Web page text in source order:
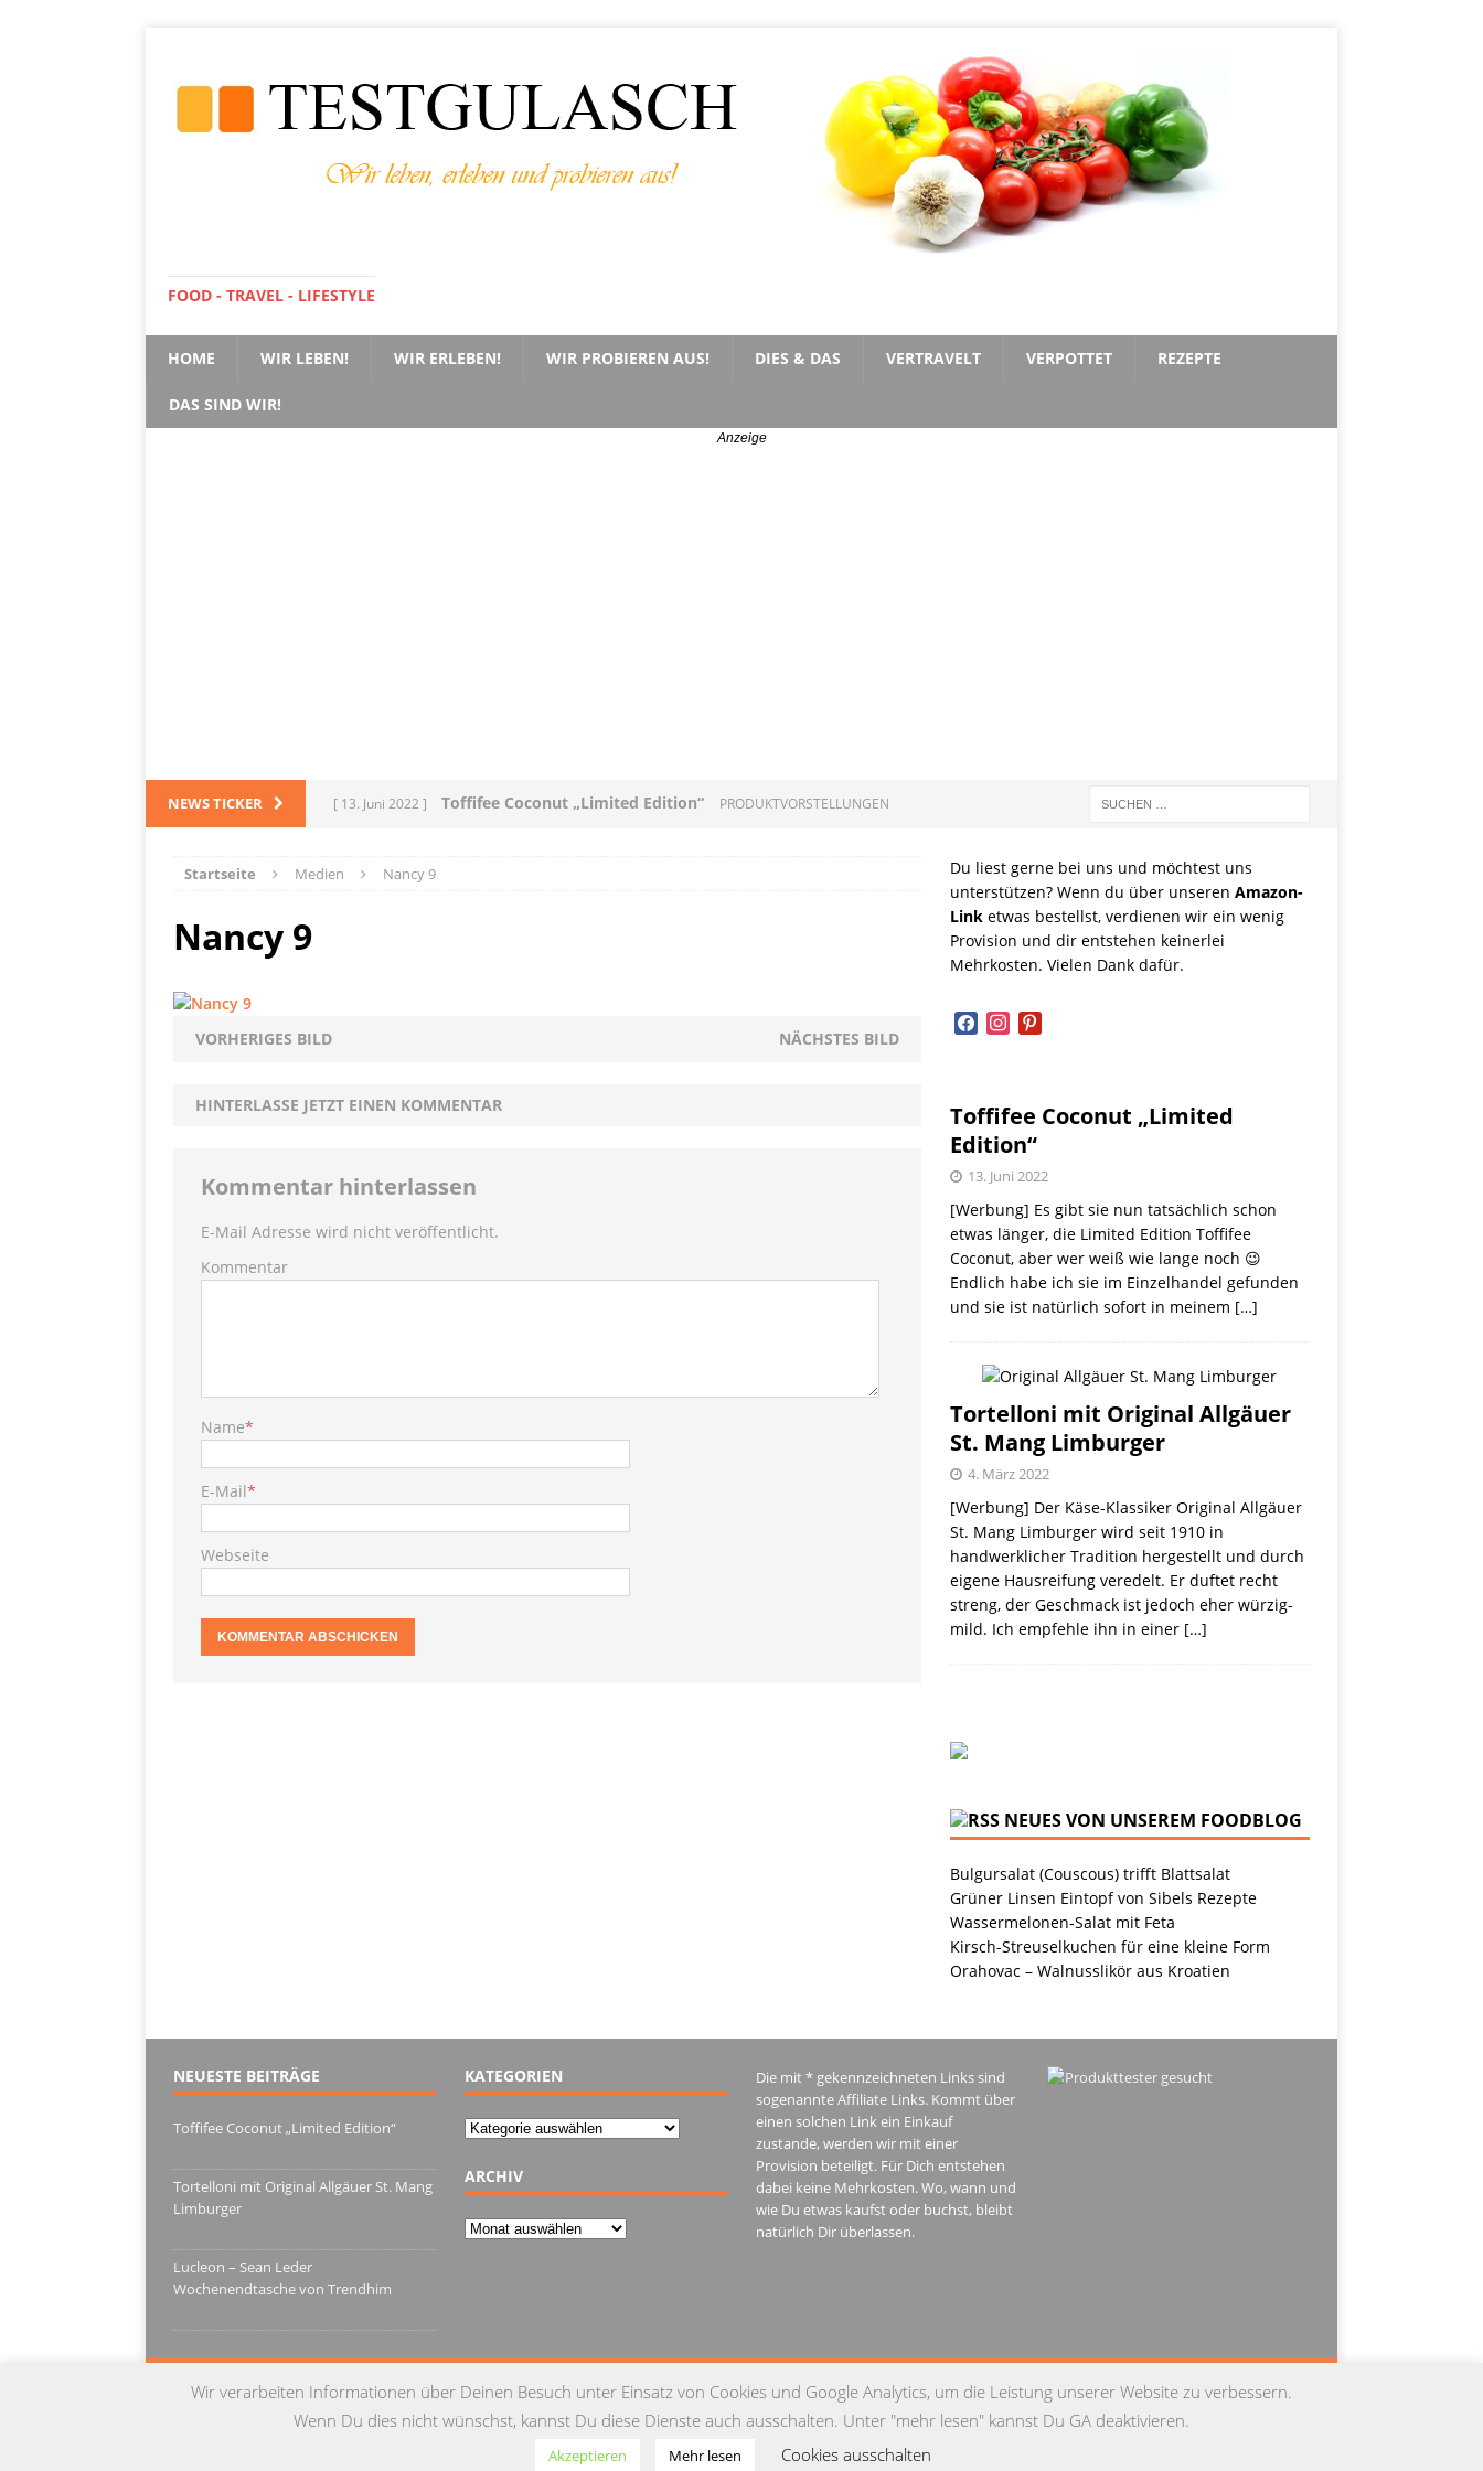
FOOD - TRAVEL - LIFESTYLE
HOME WIR LEBEN! WIR ERLEBEN! WIR PROBIEREN AUS! DIES & DAS VERTRAVELT VERPOTTET REZEPTE
DAS SIND WIR!
NEWS TICKER [ 13. Juni 2022 ] Toffifee Coconut „Limited Edition“ PRODUKTVORSTELLUNGEN
Mediterrane Delikatessen – Spezialitäten aus dem
[ 28. September 2021 ]
Pfirsich-Maracuja Punsch aus dem Hause
Startseite Medien Nancy 9
Nancy 9
VORHERIGES BILD NÄCHSTES BILD
HINTERLASSE JETZT EINEN KOMMENTAR
Kommentar hinterlassen
E-Mail Adresse wird nicht veröffentlicht.
Kommentar
Name*
E-Mail*
Webseite
Du liest gerne bei uns und möchtest uns
unterstützen? Wenn du über unseren Amazon-
Linketwas bestellst, verdienen wir ein wenig
Provision und dir entstehen keinerlei
Mehrkosten. Vielen Dank dafür.
facebookinstagram
pinterest
Toffifee Coconut „Limited
Edition“
13. Juni 2022
[Werbung] Es gibt sie nun tatsächlich schon
etwas länger, die Limited Edition Toffifee
Coconut, aber wer weiß wie lange noch 😉
Endlich habe ich sie im Einzelhandel gefunden
und sie ist natürlich sofort in meinem […]
Tortelloni mit Original Allgäuer
St. Mang Limburger
4. März 2022
[Werbung] Der Käse-Klassiker Original Allgäuer
St. Mang Limburger wird seit 1910 in
handwerklicher Tradition hergestellt und durch
eigene Hausreifung veredelt. Er duftet recht
streng, der Geschmack ist jedoch eher würzig-
mild. Ich empfehle ihn in einer […]
NEUES VON UNSEREM FOODBLOG
Bulgursalat (Couscous) trifft Blattsalat
Grüner Linsen Eintopf von Sibels Rezepte
Wassermelonen-Salat mit Feta
Kirsch-Streuselkuchen für eine kleine Form
Orahovac – Walnusslikör aus Kroatien
NEUESTE BEITRÄGE
Toffifee Coconut „Limited Edition“
Tortelloni mit Original Allgäuer St. Mang
Limburger
Lucleon – Sean Leder
Wochenendtasche von Trendhim
KATEGORIEN
Kategorien
ARCHIV
Archiv
Die mit * gekennzeichneten Links sind
sogenannte Affiliate Links. Kommt über
einen solchen Link ein Einkauf
zustande, werden wir mit einer
Provision beteiligt. Für Dich entstehen
dabei keine Mehrkosten. Wo, wann und
wie Du etwas kaufst oder buchst, bleibt
natürlich Dir überlassen.
IMPRESSUM DATENSCHUTZ
Wir verarbeiten Informationen über Deinen Besuch unter Einsatz von Cookies und Google Analytics, um die Leistung unserer Website zu verbessern.
Wenn Du dies nicht wünschst, kannst Du diese Dienste auch ausschalten. Unter "mehr lesen" kannst Du GA deaktivieren.
Akzeptieren Mehr lesen Cookies ausschalten